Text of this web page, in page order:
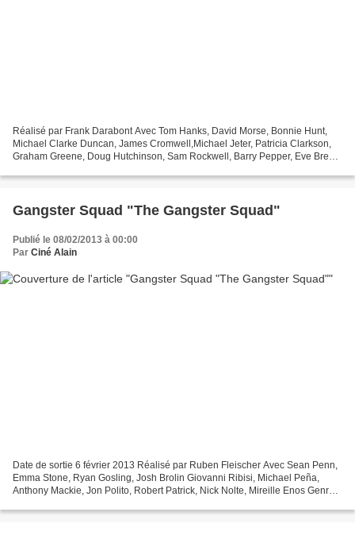
Réalisé par Frank Darabont Avec Tom Hanks, David Morse, Bonnie Hunt,
Michael Clarke Duncan, James Cromwell,Michael Jeter, Patricia Clarkson,
Graham Greene, Doug Hutchinson, Sam Rockwell, Barry Pepper, Eve Brent
Gangster Squad "The Gangster Squad"
Publié le 08/02/2013 à 00:00
Par Ciné Alain
Date de sortie 6 février 2013 Réalisé par Ruben Fleischer Avec Sean Penn,
Emma Stone, Ryan Gosling, Josh Brolin Giovanni Ribisi, Michael Peña,
Anthony Mackie, Jon Polito, Robert Patrick, Nick Nolte, Mireille Enos Genre